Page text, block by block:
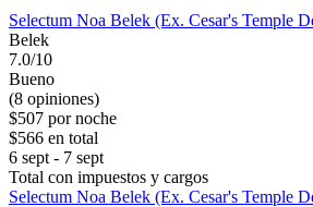
Selectum Noa Belek (Ex. Cesar's Temple
Belek
7.0/10
Bueno
(8 opiniones)
$507 por noche
$566 en total
6 sept - 7 sept
Total con impuestos y cargos
Selectum Noa Belek (Ex. Cesar's Temple